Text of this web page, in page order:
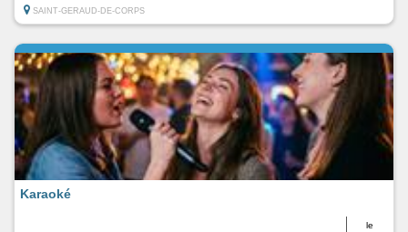
SAINT-GERAUD-DE-CORPS
le
Karaoké